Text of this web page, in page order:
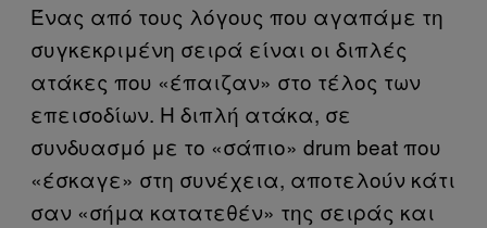
Ένας από τους λόγους που αγαπάμε τη
συγκεκριμένη σειρά είναι οι διπλές
ατάκες που «έπαιζαν» στο τέλος των
επεισοδίων. Η διπλή ατάκα, σε
συνδυασμό με το «σάπιο» drum beat που
«έσκαγε» στη συνέχεια, αποτελούν κάτι
σαν «σήμα κατατεθέν» της σειράς και